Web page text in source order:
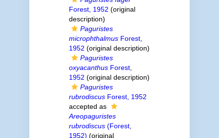
Forest, 1952 (original
description)
Paguristes
microphthalmusForest,
1952 (original description)
Paguristes
oxyacanthusForest,
1952 (original description)
Paguristes
rubrodiscusForest, 1952
accepted as
Areopaguristes
rubrodiscus(Forest,
1952) (original